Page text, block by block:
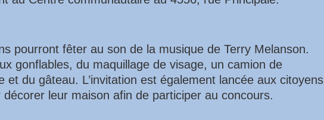
pourront fêter au son de la musique de Terry Melanson.
gonflables, du maquillage de visage, un camion de
et du gâteau. L’invitation est également lancée aux citoyens
leur maison afin de participer au concours.